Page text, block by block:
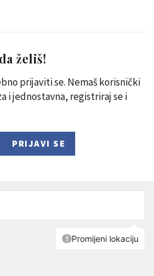
želiš!
prijaviti se. Nemaš korisnički
i jednostavna, registriraj se i
PRIJAVI SE